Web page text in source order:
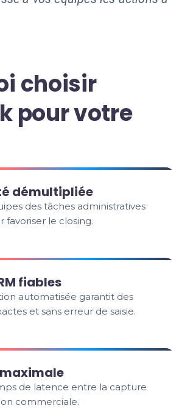
choisir
pour votre
démultipliée
des tâches administratives
favoriser le closing.
fiables
automatisée garantit des
et sans erreur de saisie.
de latence entre la capture
commerciale.